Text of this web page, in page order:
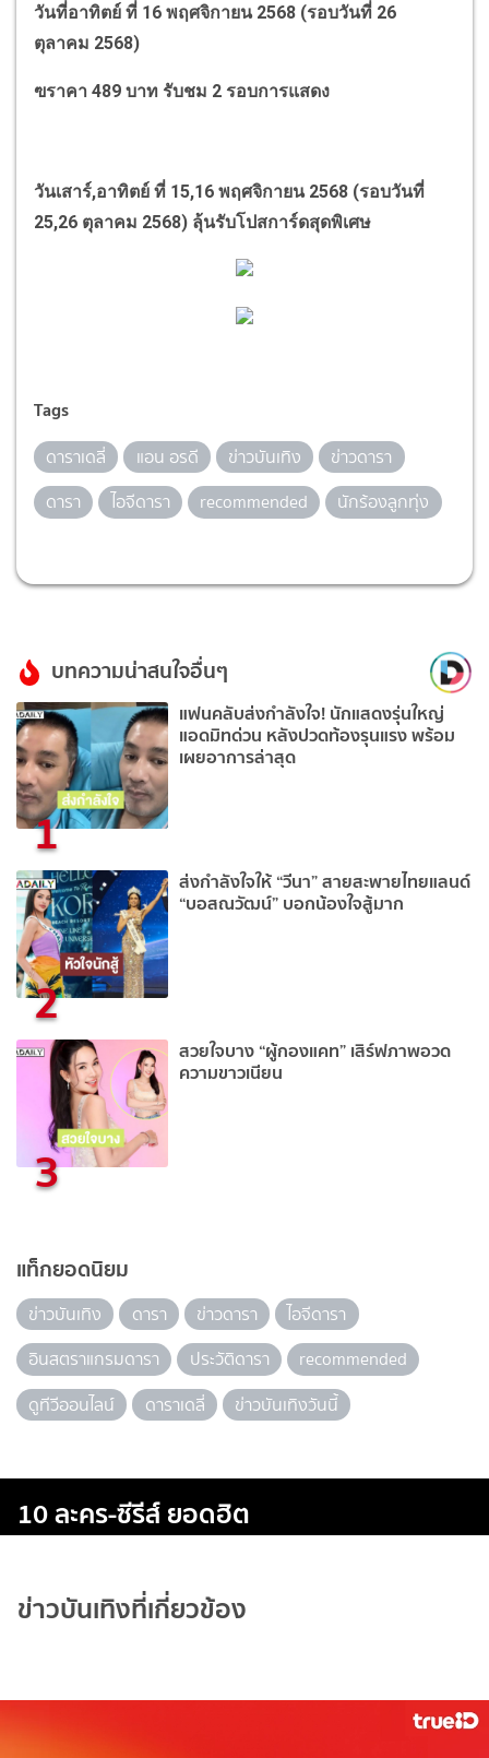
วันที่อาทิตย์ ที่ 16 พฤศจิกายน 2568 (รอบวันที่ 26
ตุลาคม 2568)
ฃราคา 489 บาท รับชม 2 รอบการแสดง
วันเสาร์,อาทิตย์ ที่ 15,16 พฤศจิกายน 2568 (รอบวันที่
25,26 ตุลาคม 2568) ลุ้นรับโปสการ์ดสุดพิเศษ
Tags
ดาราเดลี่ แอน อรดี ข่าวบันเทิง
ข่าวดารา
ดารา
ไอจีดารา recommended นักร้องลูกทุ่ง
บทความน่าสนใจอื่นๆ
1
แฟนคลับส่งกำลังใจ! นักแสดงรุ่นใหญ่
แอดมิทด่วน หลังปวดท้องรุนแรง พร้อม
เผยอาการล่าสุด
2
ส่งกำลังใจให้ “วีนา” สายสะพายไทยแลนด์
“บอสณวัฒน์” บอกน้องใจสู้มาก
3
สวยใจบาง “ผู้กองแคท” เสิร์ฟภาพอวด
ความขาวเนียน
แท็กยอดนิยม
ข่าวบันเทิง ดารา ข่าวดารา
ไอจีดารา
อินสตราแกรมดารา
ประวัติดารา
recommended
ดูทีวีออนไลน์
ดาราเดลี่ ข่าวบันเทิงวันนี้
10 ละคร-ซีรีส์ ยอดฮิต
ข่าวบันเทิงที่เกี่ยวข้อง